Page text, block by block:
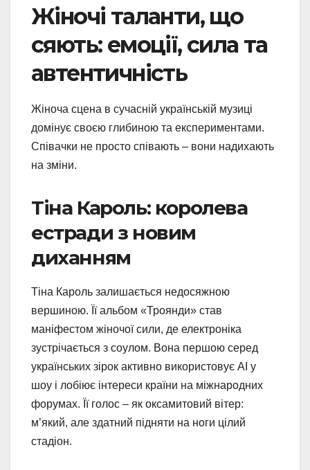
Жіночі таланти, що
сяють: емоції, сила та
автентичність
Жіноча сцена в сучасній українській музиці
домінує своєю глибиною та експериментами.
Співачки не просто співають – вони надихають
на зміни.
Тіна Кароль: королева
естради з новим
диханням
Тіна Кароль залишається недосяжною
вершиною. Її альбом «Троянди» став
маніфестом жіночої сили, де електроніка
зустрічається з соулом. Вона першою серед
українських зірок активно використовує AI у
шоу і лобіює інтереси країни на міжнародних
форумах. Її голос – як оксамитовий вітер:
м’який, але здатний підняти на ноги цілий
стадіон.